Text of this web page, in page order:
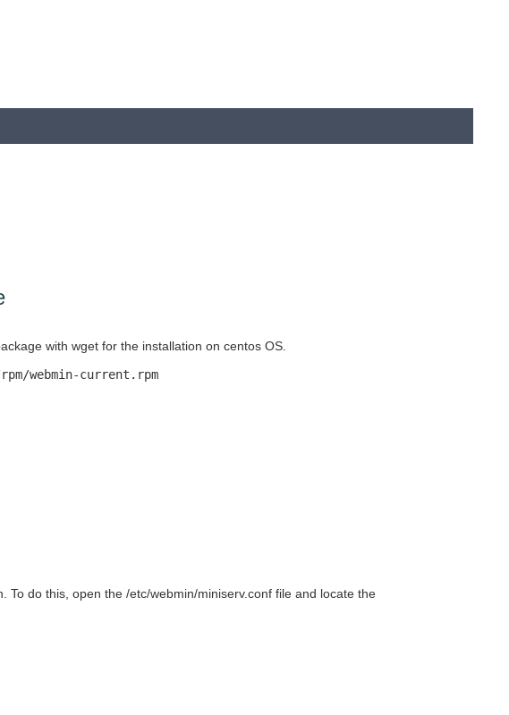
with wget for the installation on centos OS.
webmin-current.rpm
do this, open the /etc/webmin/miniserv.conf file and locate the